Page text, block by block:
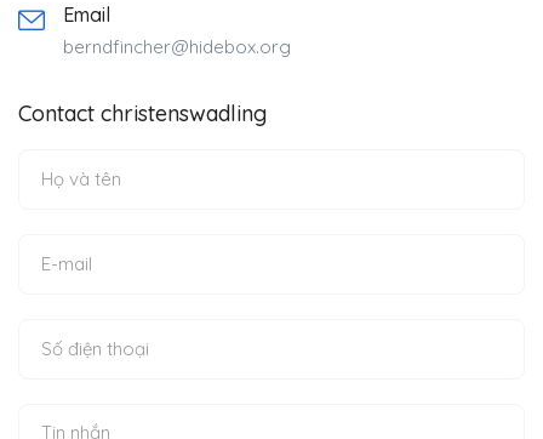
Email
berndfincher@hidebox.org
Contact christenswadling